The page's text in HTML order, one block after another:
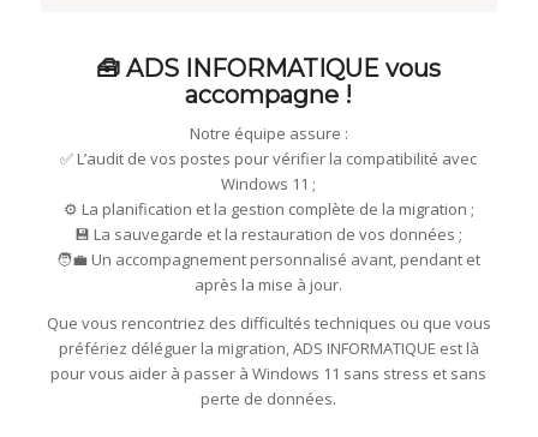
🧰 ADS INFORMATIQUE vous
accompagne !
Notre équipe assure :
✅ L’audit de vos postes pour vérifier la compatibilité avec
Windows 11 ;
⚙️ La planification et la gestion complète de la migration ;
💾 La sauvegarde et la restauration de vos données ;
🧑‍💼 Un accompagnement personnalisé avant, pendant et
après la mise à jour.
Que vous rencontriez des difficultés techniques ou que vous
préfériez déléguer la migration, ADS INFORMATIQUE est là
pour vous aider à passer à Windows 11 sans stress et sans
perte de données.